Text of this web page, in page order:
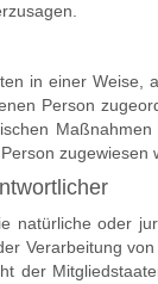
in einer
Person
zugewiesen
natürliche oder
Verarbeitung
der